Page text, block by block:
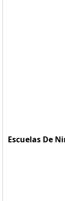
Escuelas De